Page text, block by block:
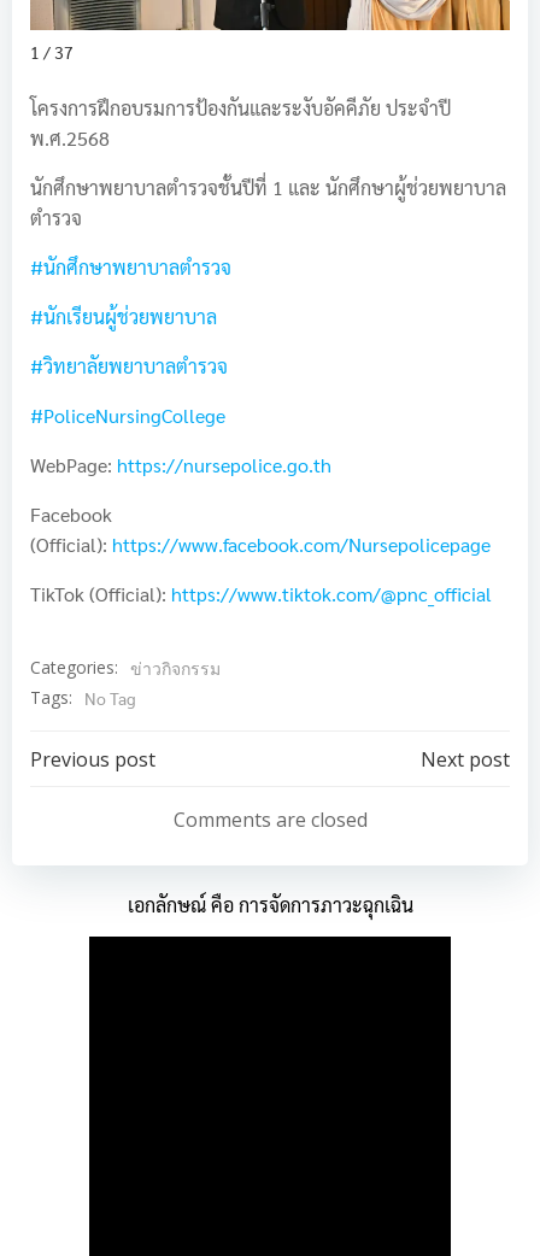
1 / 37
โครงการฝึกอบรมการป้องกันและระงับอัคคีภัย ประจำปี
พ.ศ.2568
นักศึกษาพยาบาลตำรวจชั้นปีที่ 1 และ นักศึกษาผู้ช่วยพยาบาล
ตำรวจ
#นักศึกษาพยาบาลตำรวจ
#นักเรียนผู้ช่วยพยาบาล
#วิทยาลัยพยาบาลตำรวจ
#PoliceNursingCollege
WebPage: https://nursepolice.go.th
Facebook
(Official): https://www.facebook.com/Nursepolicepage
TikTok (Official): https://www.tiktok.com/@pnc_official
Categories: ข่าวกิจกรรม
Tags:
No Tag
Post
navigation
Previous post
navigation
Next post
Comments are closed
เอกลักษณ์ คือ การจัดการภาวะฉุกเฉิน